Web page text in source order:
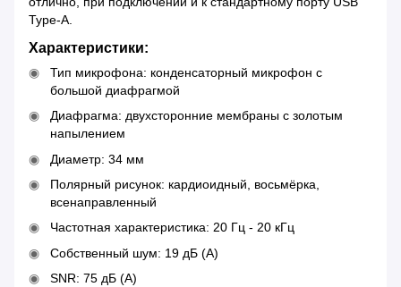
Type-A.
Характеристики:
Тип микрофона: конденсаторный микрофон с
большой диафрагмой
Диафрагма: двухсторонние мембраны с золотым
напылением
Диаметр: 34 мм
Полярный рисунок: кардиоидный, восьмёрка,
всенаправленный
Частотная характеристика: 20 Гц - 20 кГц
Собственный шум: 19 дБ (A)
SNR: 75 дБ (A)